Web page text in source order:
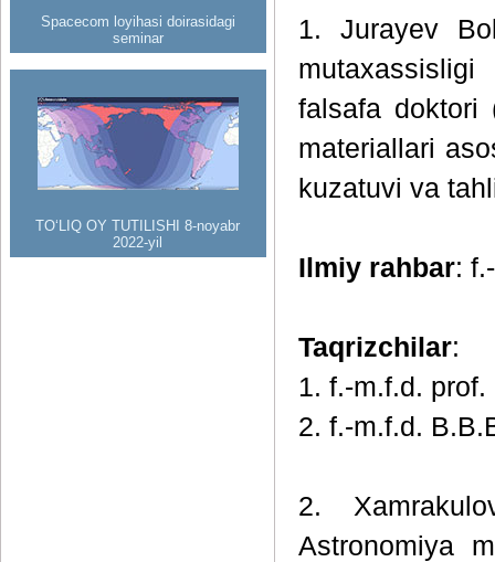
Spacecom loyihasi doirasidagi
seminar
TO‘LIQ OY TUTILISHI 8-noyabr
2022-yil
1. Jurayev
falsafa doktori
materiallari
kuzatuvi va
Ilmiy rahbar:
Taqrizchilar:
1. f.-m.f.d.
2. f.-m.f.d.
2.
Astronomiya